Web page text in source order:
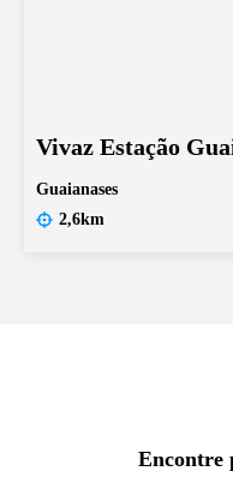
Vivaz Estação
Guaianases
2,6km
Encontre